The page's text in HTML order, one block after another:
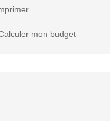
mon budget